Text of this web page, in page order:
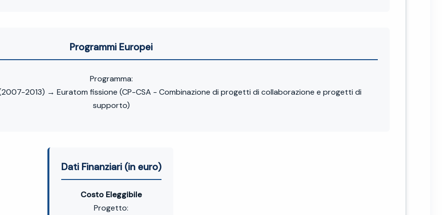
Programmi Europei
Programma:
2013) → Euratom fissione (CP-CSA - Combinazione di progetti di collaborazione e progetti di
supporto)
Dati Finanziari (in euro)
Costo Eleggibile
Progetto: